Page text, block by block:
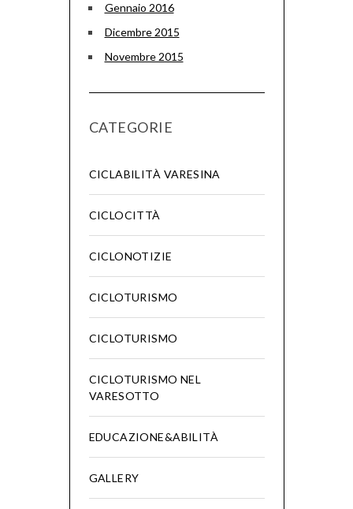
Gennaio 2016
Dicembre 2015
Novembre 2015
CATEGORIE
CICLABILITÀ VARESINA
CICLOCITTÀ
CICLONOTIZIE
CICLOTURISMO
CICLOTURISMO
CICLOTURISMO NEL
VARESOTTO
EDUCAZIONE&ABILITÀ
GALLERY